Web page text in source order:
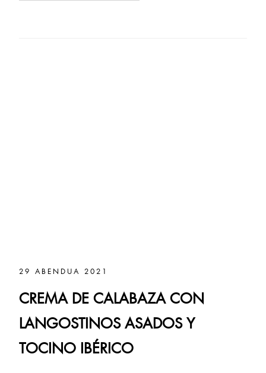
29 ABENDUA 2021
CREMA DE CALABAZA CON
LANGOSTINOS ASADOS Y
TOCINO IBÉRICO